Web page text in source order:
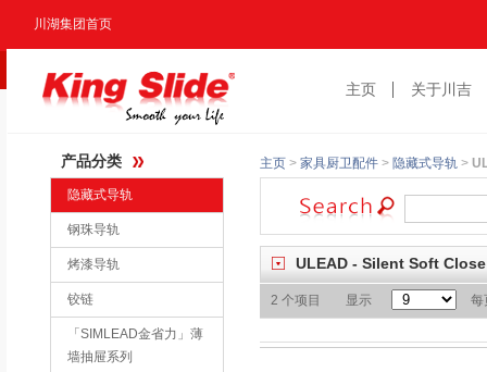
川湖集团首页
主页 关于川吉
产品分类
隐藏式导轨
钢珠导轨
烤漆导轨
铰链
「SIMLEAD金省力」薄
墙抽屉系列
主页 > 家具厨卫配件 > 隐藏式导轨 >
ULEAD - Silent Soft
2 个项目 显示 每